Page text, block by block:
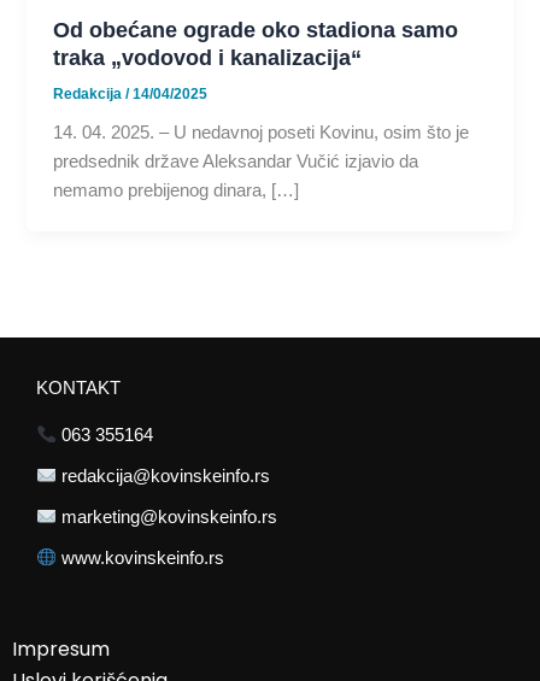
Od obećane ograde oko stadiona samo
traka „vodovod i kanalizacija“
Redakcija/14/04/2025
14. 04. 2025. – U nedavnoj poseti Kovinu, osim što je
predsednik države Aleksandar Vučić izjavio da
nemamo prebijenog dinara, […]
KONTAKT
063 355164
redakcija@kovinskeinfo.rs
marketing@kovinskeinfo.rs
www.kovinskeinfo.rs
Impresum